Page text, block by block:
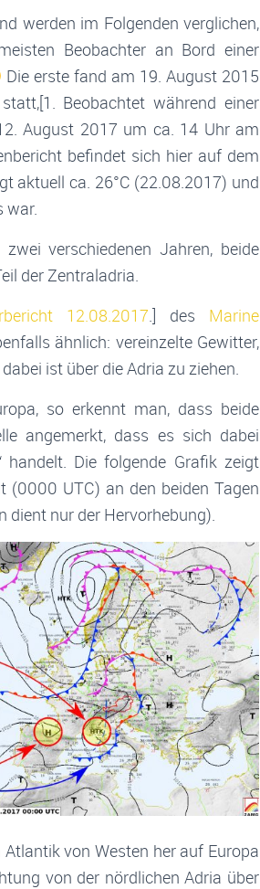
werden im Folgenden verglichen,
Beobachter an Bord einer
Die erste fand am 19. August 2015
Beobachtet während einer
August 2017 um ca. 14 Uhr am
befindet sich hier auf dem
aktuell ca. 26°C (22.08.2017) und
war.
verschiedenen Jahren, beide
der Zentraladria.
12.08.2017.] des Marine
ähnlich: vereinzelte Gewitter,
ist über die Adria zu ziehen.
so erkennt man, dass beide
angemerkt, dass es sich dabei
handelt. Die folgende Grafik zeigt
(0000 UTC) an den beiden Tagen
dient nur der Hervorhebung).
von Westen her auf Europa
von der nördlichen Adria über